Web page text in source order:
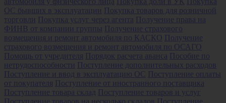
ОС бывших в эксплуатации Покупка товаров для розничной
торговли Покупка услуг через агента Получение права на
ФИНВ от компании группы Получение страхового
возмещения и ремонт автомобиля по КАСКО Получение
страхового возмещения и ремонт автомобиля по ОСАГО
Помощь от учредителя Порядок расчета аванса Пособие по
нетрудоспособности Поступление дополнительных расходов
Поступление и ввод в эксплуатацию ОС
Поступление оплаты
от покупателя Поступление от иностранного поставщика
Поступление товара склад
Поступление товаров и услуг
Поступление товаров на несколько складов Поступление